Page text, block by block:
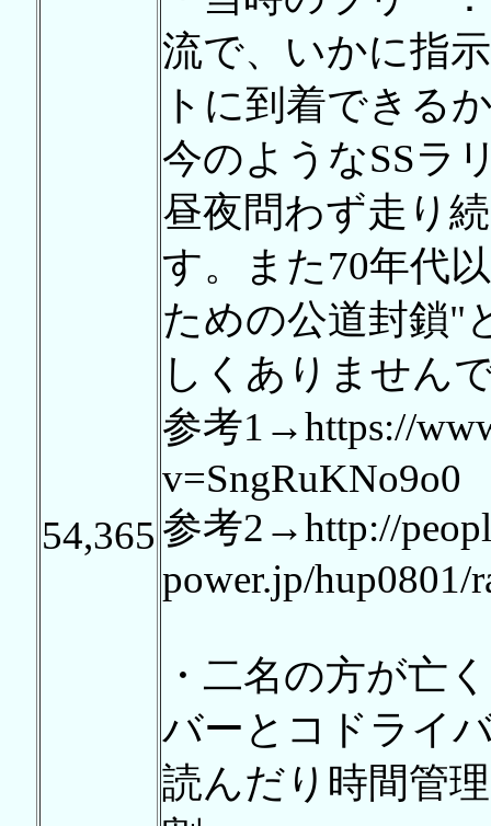
54,365
流で、いかに指
トに到着できる
今のようなSSラ
昼夜問わず走り
す。また70年代
ための公道封鎖"
しくありません
参考1→https://
v=SngRuKNo9o0
参考2→http://
power.jp/
・二名の方が亡
バーとコドライ
読んだり時間管